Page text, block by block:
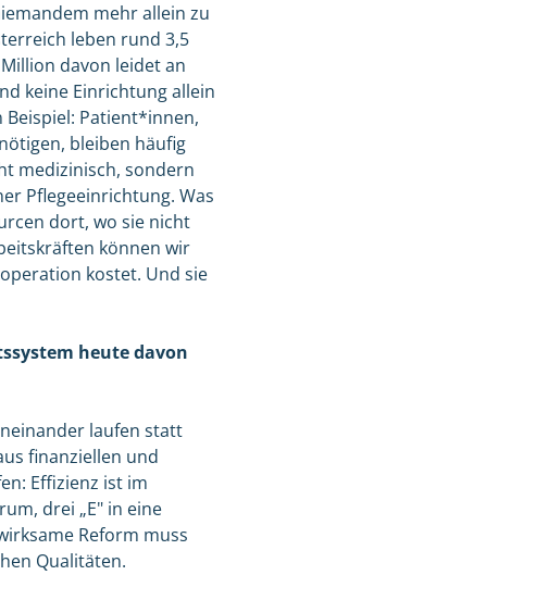
mehr allein zu
leben rund 3,5
davon leidet an
keine Einrichtung allein
Beispiel: Patient*innen,
bleiben häufig
medizinisch, sondern
Pflegeeinrichtung. Was
dort, wo sie nicht
können wir
kostet. Und sie
heute davon
laufen statt
finanziellen und
Effizienz ist im
drei „E" in eine
Reform muss
Qualitäten.